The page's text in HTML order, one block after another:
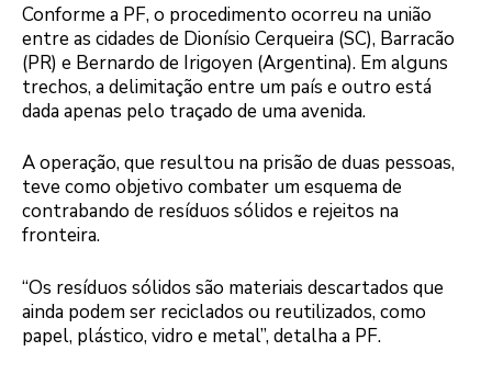
Conforme a PF, o procedimento ocorreu na união
entre as cidades de Dionísio Cerqueira (SC), Barracão
(PR) e Bernardo de Irigoyen (Argentina). Em alguns
trechos, a delimitação entre um país e outro está
dada apenas pelo traçado de uma avenida.
A operação, que resultou na prisão de duas pessoas,
teve como objetivo combater um esquema de
contrabando de resíduos sólidos e rejeitos na
fronteira.
“Os resíduos sólidos são materiais descartados que
ainda podem ser reciclados ou reutilizados, como
papel, plástico, vidro e metal”, detalha a PF.